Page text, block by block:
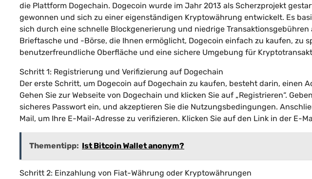
die Plattform Dogechain. Dogecoin wurde im Jahr 2013 als Scherzprojekt
gewonnen und sich zu einer eigenständigen Kryptowährung entwickelt. Es
sich durch eine schnelle Blockgenerierung und niedrige Transaktionsgebühren
Brieftasche und -Börse, die Ihnen ermöglicht, Dogecoin einfach zu kaufen, zu
benutzerfreundliche Oberfläche und eine sichere Umgebung für
Schritt 1: Registrierung und Verifizierung auf Dogechain
Der erste Schritt, um Dogecoin auf Dogechain zu kaufen, besteht darin, einen
Gehen Sie zur Webseite von Dogechain und klicken Sie auf „Registrieren“.
sicheres Passwort ein, und akzeptieren Sie die Nutzungsbedingungen.
Mail, um Ihre E-Mail-Adresse zu verifizieren. Klicken Sie auf den Link in der E-
Thementipp: Ist Bitcoin Wallet anonym?
Schritt 2: Einzahlung von Fiat-Währung oder Kryptowährungen